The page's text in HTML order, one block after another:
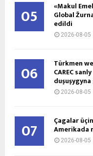
05 «Makul
Global
edildi
2026-08-05
06 Türkmen
CAREC
2026-08-05
07 Çagalar
Amerikada
2026-08-05